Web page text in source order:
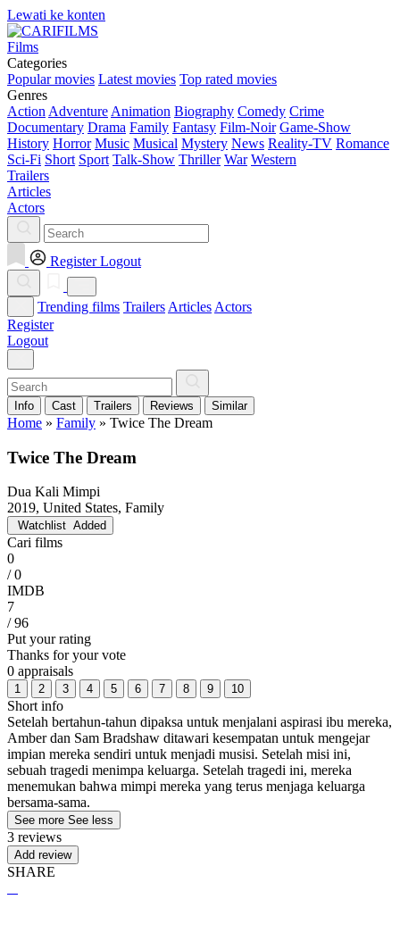
Lewati ke konten
Films
Categories
Popular movies Latest movies Top rated movies
Genres
Action Adventure Animation Biography Comedy Crime
Documentary Drama Family Fantasy Film-Noir Game-Show
History Horror Music Musical Mystery News Reality-TV Romance
Sci-Fi Short Sport Talk-Show Thriller War Western
Trailers
Articles
Actors
Register Logout
Trending films Trailers Articles Actors
Register
Logout
Info Cast Trailers Reviews Similar
Home » Family » Twice The Dream
Twice The Dream
Dua Kali Mimpi
2019, United States, Family
Watchlist Added
Cari films
0
/ 0
IMDB
7
/ 96
Put your rating
Thanks for your vote
0 appraisals
1 2 3 4 5 6 7 8 9 10
Short info
Setelah bertahun-tahun dipaksa untuk menjalani aspirasi ibu mereka,
Amber dan Sam Bradshaw ditawari kesempatan untuk mengejar
impian mereka sendiri untuk menjadi musisi. Setelah misi ini,
sebuah tragedi menimpa keluarga. Setelah tragedi ini, mereka
menemukan bahwa mimpi mereka yang terus menjaga keluarga
bersama-sama.
See more See less
3 reviews
Add review
SHARE